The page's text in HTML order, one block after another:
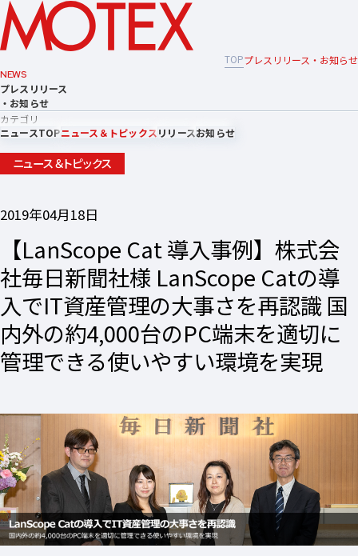
TOPプレスリリース・お知らせ
NEWS
プレスリリース
・お知らせ
カテゴリ
ニュースTOPニュース＆トピックスリリースお知らせ
ニュース＆トピックス
2019年04月18日
【LanScope Cat 導入事例】株式会
社毎日新聞社様 LanScope Catの導
入でIT資産管理の大事さを再認識 国
内外の約4,000台のPC端末を適切に
管理できる使いやすい環境を実現